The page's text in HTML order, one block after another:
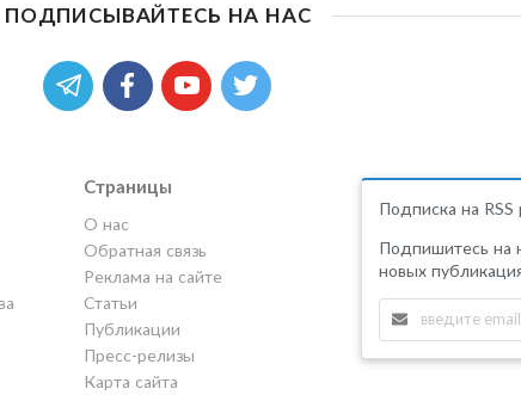
ПОДПИСЫВАЙТЕСЬ НА НАС
Страницы
О нас
Обратная связь
Реклама на сайте
Статьи
Публикации
Пресс-релизы
Карта сайта
Подписка на RSS
Подпишитесь на
новых